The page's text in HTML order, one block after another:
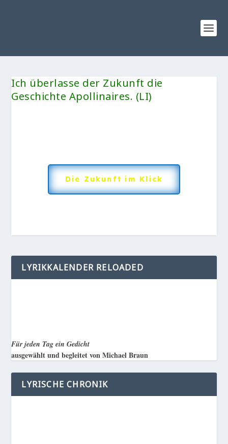
Ich überlasse der Zukunft die
Geschichte Apollinaires. (LI)
Die Zukunft im Klick
LYRIKKALENDER RELOADED
Für jeden Tag ein Gedicht
ausgewählt und begleitet von Michael Braun
LYRISCHE CHRONIK